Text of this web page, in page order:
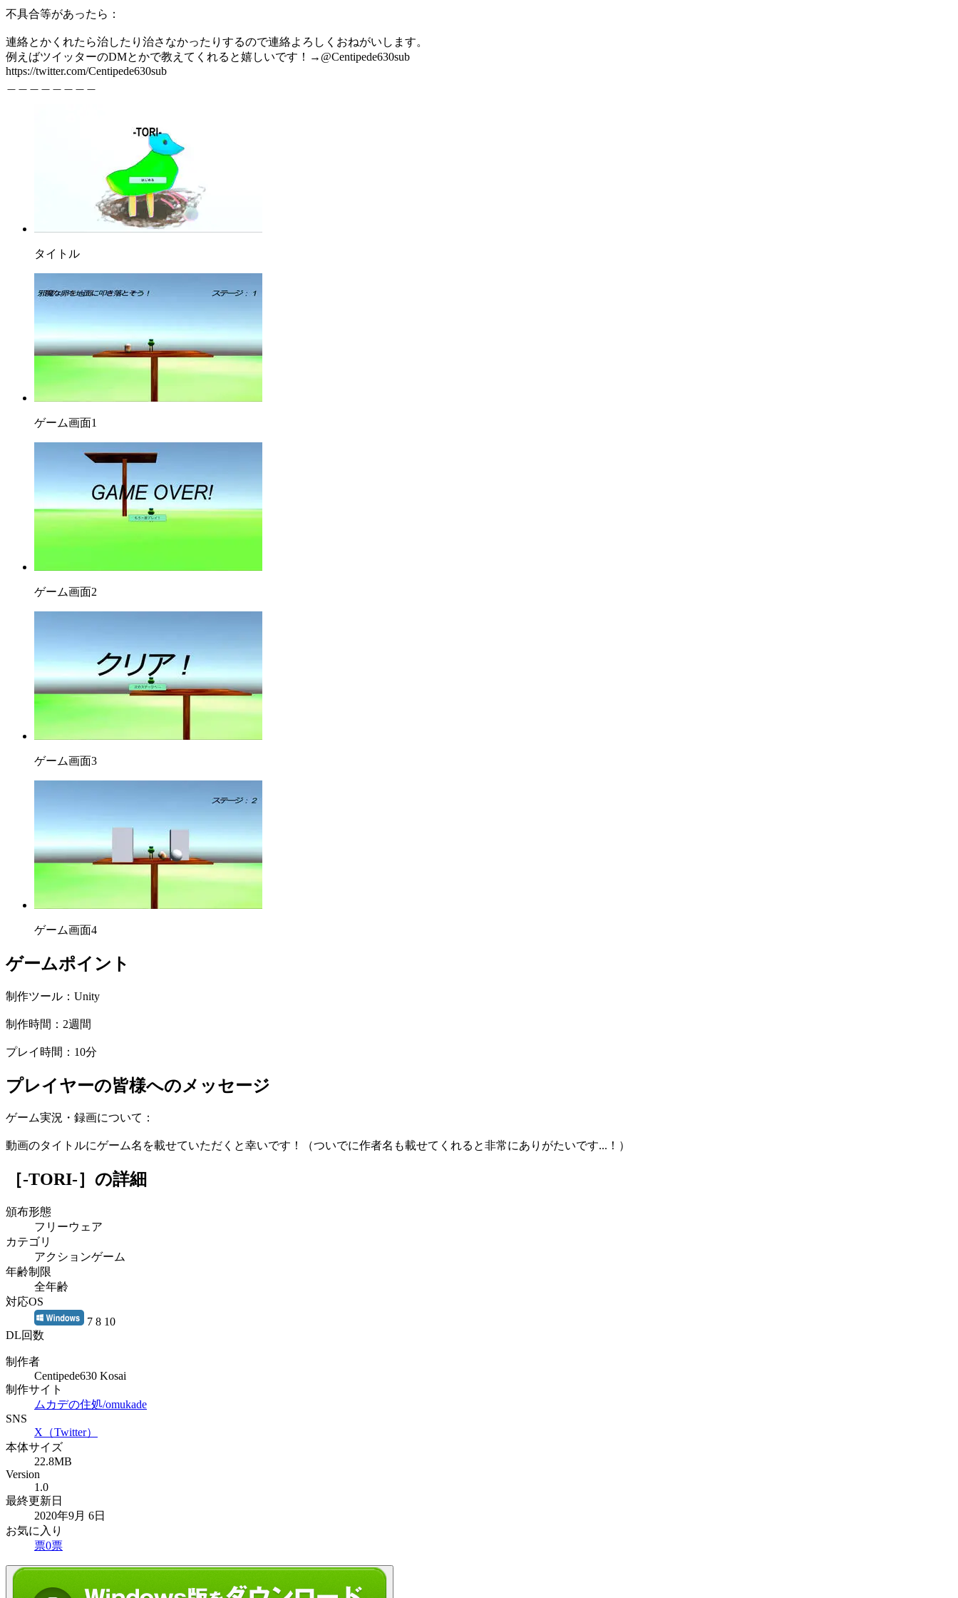
不具合等があったら：
連絡とかくれたら治したり治さなかったりするので連絡よろしくおねがいします。
例えばツイッターのDMとかで教えてくれると嬉しいです！→@Centipede630sub
https://twitter.com/Centipede630sub
タイトル
ゲーム画面1
ゲーム画面2
ゲーム画面3
ゲーム画面4
ゲームポイント
制作ツール：Unity
制作時間：2週間
プレイ時間：10分
プレイヤーの皆様へのメッセージ
ゲーム実況・録画について：
動画のタイトルにゲーム名を載せていただくと幸いです！（ついでに作者名も載せてくれると非常にありがたいです...！）
［-TORI-］ の詳細
頒布形態
フリーウェア
カテゴリ
アクションゲーム
年齢制限
全年齢
対応OS
7 8 10
DL回数
制作者
Centipede630 Kosai
制作サイト
ムカデの住処/omukade
SNS
X（Twitter）
本体サイズ
22.8MB
Version
1.0
最終更新日
2020年9月 6日
お気に入り
票0票